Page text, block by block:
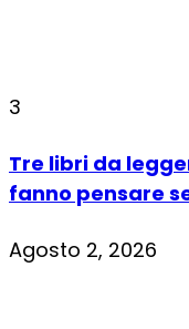
3
Tre libri da
fanno pensare
Agosto 2, 2026